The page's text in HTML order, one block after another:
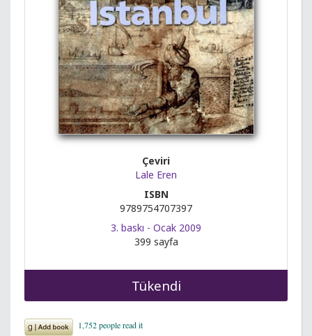
Çeviri
Lale Eren
ISBN
9789754707397
3. baskı - Ocak 2009
399 sayfa
Tükendi